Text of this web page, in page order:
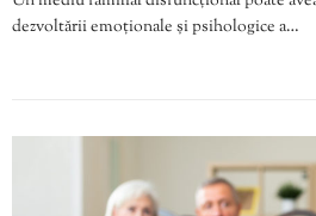
dezvoltării emoționale și psihologice a…